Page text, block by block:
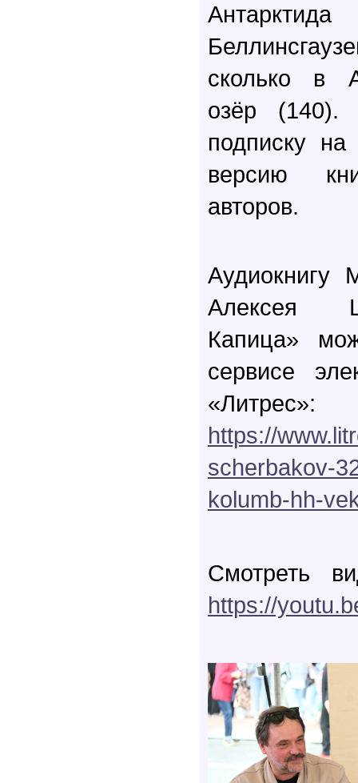
сколько в
озёр (140).
подписку
версию
авторов.
Аудиокнигу
Алексея
Капица»
сервисе
«Литрес»:
https://
scherbakov-
kolumb-hh-
Смотреть
https://